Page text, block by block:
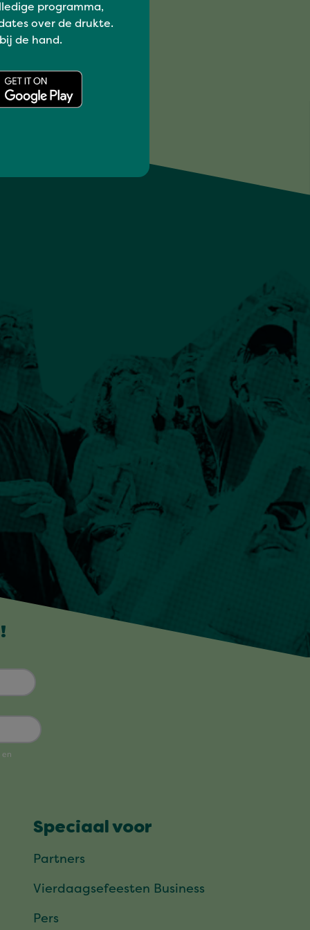
programma,
over de drukte.
de hand.
Speciaal voor
Partners
Vierdaagsefeesten Business
Pers